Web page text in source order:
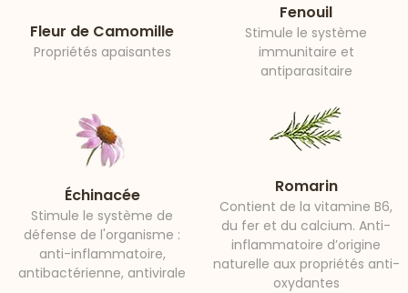
Fleur de Camomille
Propriétés apaisantes
Fenouil
Stimule le système
immunitaire et
antiparasitaire
Échinacée
Stimule le système de
défense de l'organisme :
anti-inflammatoire,
antibactérienne, antivirale
Romarin
Contient de la vitamine B6,
du fer et du calcium. Anti-
inflammatoire d’origine
naturelle aux propriétés anti-
oxydantes